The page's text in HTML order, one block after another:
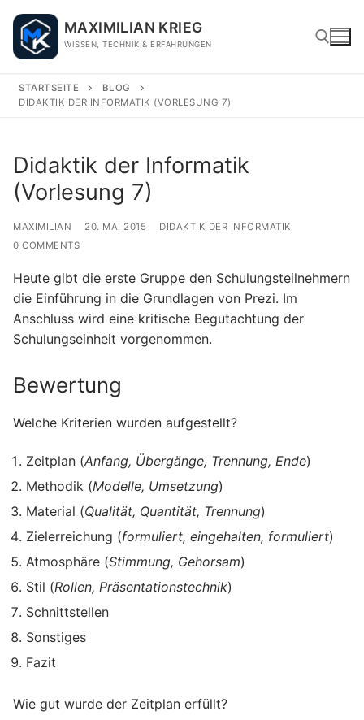
content
MAXIMILIAN KRIEG
WISSEN, TECHNIK & ERFAHRUNGEN
Search for:
STARTSEITE
BLOG
DIDAKTIK DER INFORMATIK (VORLESUNG 7)
Didaktik der Informatik
(Vorlesung 7)
MAXIMILIAN 20. MAI 2015
DIDAKTIK DER INFORMATIK
0 COMMENTS
Heute gibt die erste Gruppe den Schulungsteilnehmern
die Einführung in die Grundlagen von Prezi. Im
Anschluss wird eine kritische Begutachtung der
Schulungseinheit vorgenommen.
Bewertung
Welche Kriterien wurden aufgestellt?
Zeitplan (Anfang, Übergänge, Trennung, Ende)
Methodik (Modelle, Umsetzung)
Material (Qualität, Quantität, Trennung)
Zielerreichung (formuliert, eingehalten, formuliert)
Atmosphäre (Stimmung, Gehorsam)
Stil (Rollen, Präsentationstechnik)
Schnittstellen
Sonstiges
Fazit
Wie gut wurde der Zeitplan erfüllt?